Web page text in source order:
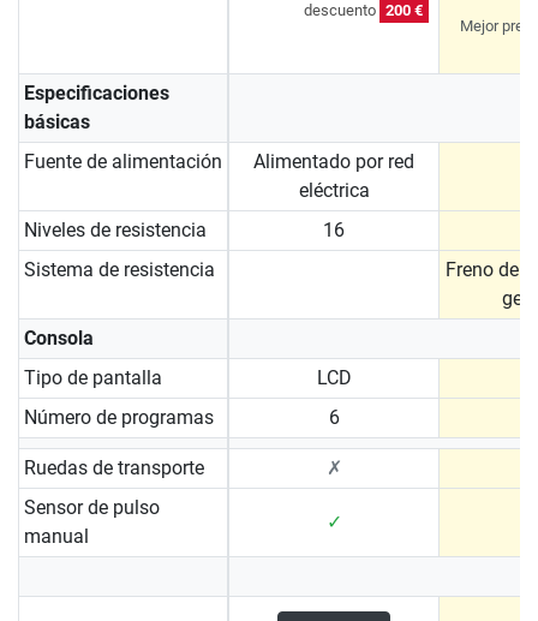
descuento 200 €
Mejor
Especificaciones
básicas
Fuente de alimentación
Alimentado por red
eléctrica
Niveles de resistencia
16
Sistema de resistencia
Freno de
Consola
Tipo de pantalla
LCD
Número de programas
6
Ruedas de transporte ✗
Sensor de pulso
manual
✓